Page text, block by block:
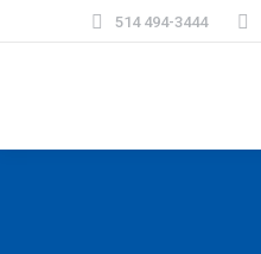
514 494-3444